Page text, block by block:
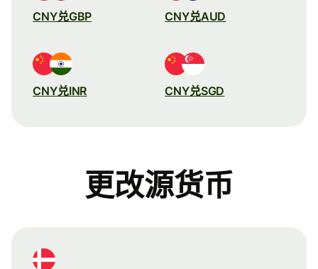
CNY兑GBP CNY兑AUD
CNY兑INR CNY兑SGD
更改源货币